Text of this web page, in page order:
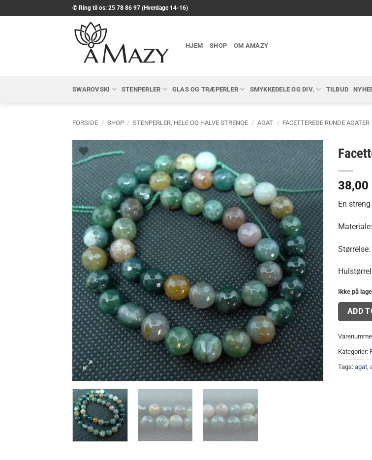
til
✆ Ring til os: 25 78 86 97 (Hverdage 14-16)
HJEM SHOP OM AMAZY
SWAROVSKI STENPERLER GLAS OG TRÆPERLER SMYKKEDELE OG DIV. TILBUD
FORSIDE / SHOP / STENPERLER, HELE OG HALVE STRENGE / AGAT / FACETTEREDE RUNDE AGATER
38,00
En
Ikke på
ADD
Kategorier:
Tags: agat,